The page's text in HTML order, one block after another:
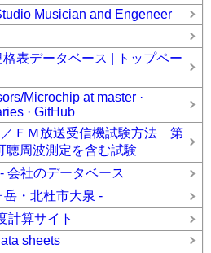
Musician and Engeneer
表データベース | トップペー
Microchip at master ·
· GitHub
ＦＭ放送受信機試験方法 第
聴周波測定を含む試験
会社のデータベース
・北杜市大泉 -
計算サイト
sheets